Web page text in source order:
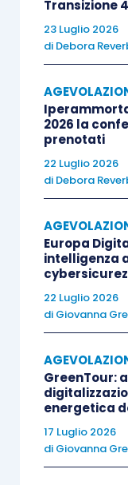
Nello
della modala
prodotti
seguenti
nuove
nuove
Il requisito
tessile e
precedenti:
Transizione
23 Luglio 2026
di Debora
2026 la
prenotati
22 Luglio 2026
di Debora
Europa
intelligenza
22 Luglio 2026
di Giovanna
GreenTour:
energetica
17 Luglio 2026
di Giovanna